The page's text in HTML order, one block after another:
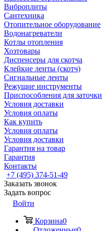
Виброплиты
Сантехника
Отопительное оборудование
Водонагреватели
Котлы отопления
Хозтовары
Диспенсеры для скотча
Клейкие ленты (скотч)
Сигнальные ленты
Режущие инструменты
Приспособления для заточки
Условия доставки
Условия оплаты
Как купить
Условия оплаты
Условия доставки
Гарантия на товар
Гарантия
Контакты
+7 (495) 374-51-49
Заказать звонок
Задать вопрос
Войти
Корзина0